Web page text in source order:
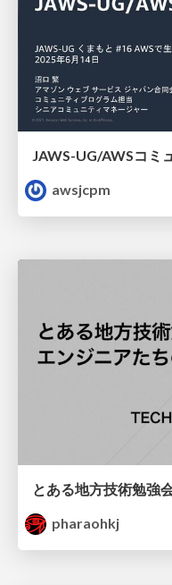
awsjcpm
pharaohkj